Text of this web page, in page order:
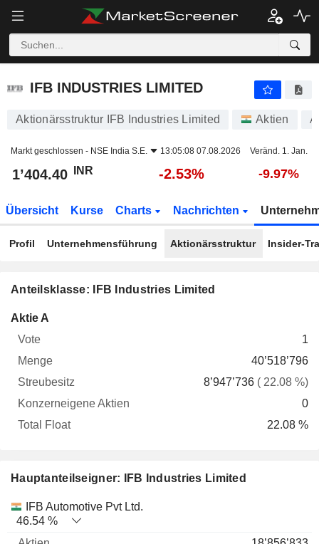
IFB INDUSTRIES LIMITED
IFB INDUSTRIES LIMITED
Aktionärsstruktur IFB Industries Limited Aktien
Markt geschlossen - NSE India S.E. 13:05:08 07.08.2026 Veränd. 1. Jan.
1’404.40 INR -2.53% -9.97%
Übersicht Kurse Charts Nachrichten
Profil Unternehmensführung Aktionärsstruktur Insider-
Anteilsklasse: IFB Industries Limited
Aktie A
1
40’518’796
8’947’736 ( 22.08 %)
0
22.08 %
Hauptanteilseigner: IFB Industries Limited
Name Aktien % Bewertung
IFB Automotive Pvt Ltd.
46.54 %